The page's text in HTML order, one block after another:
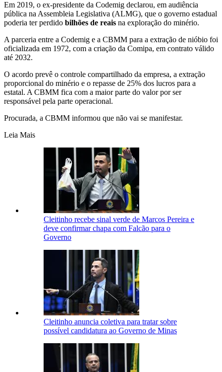
Em 2019, o ex-presidente da Codemig declarou, em audiência
pública na Assembleia Legislativa (ALMG), que o governo estadual
poderia ter perdido bilhões de reais na exploração do minério.
A parceria entre a Codemig e a CBMM para a extração de nióbio foi
oficializada em 1972, com a criação da Comipa, em contrato válido
até 2032.
O acordo prevê o controle compartilhado da empresa, a extração
proporcional do minério e o repasse de 25% dos lucros para a
estatal. A CBMM fica com a maior parte do valor por ser
responsável pela parte operacional.
Procurada, a CBMM informou que não vai se manifestar.
Leia Mais
Cleitinho recebe sinal verde de Marcos Pereira e
deve confirmar chapa com Falcão para o
Governo
Cleitinho anuncia coletiva para tratar sobre
possível candidatura ao Governo de Minas